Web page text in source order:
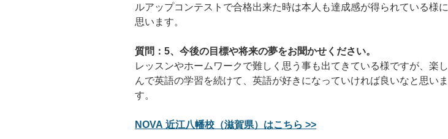
ルアップコンテストで合格出来た時は本人も達成感が得られている様に
思います。
質問：5、今後の目標や将来の夢をお聞かせください。
レッスンやホームワークで難しく思う事も出てきている様ですが、楽し
んで英語の学習を続けて、英語が好きになっていければ良いなと思いま
す。
NOVA 近江八幡校（滋賀県）はこちら >>